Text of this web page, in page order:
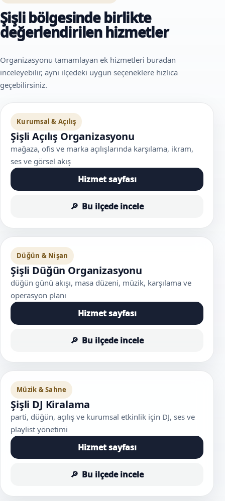
Şişli bölgesinde birlikte
değerlendirilen hizmetler
Organizasyonu tamamlayan ek hizmetleri buradan
inceleyebilir, aynı ilçedeki uygun seçeneklere hızlıca
geçebilirsiniz.
Kurumsal & Açılış
Şişli Açılış Organizasyonu
mağaza, ofis ve marka açılışlarında karşılama, ikram,
ses ve görsel akış
Hizmet sayfası
Bu ilçede incele
Düğün & Nişan
Şişli Düğün Organizasyonu
düğün günü akışı, masa düzeni, müzik, karşılama ve
operasyon planı
Hizmet sayfası
Bu ilçede incele
Müzik & Sahne
Şişli DJ Kiralama
parti, düğün, açılış ve kurumsal etkinlik için DJ, ses ve
playlist yönetimi
Hizmet sayfası
Bu ilçede incele